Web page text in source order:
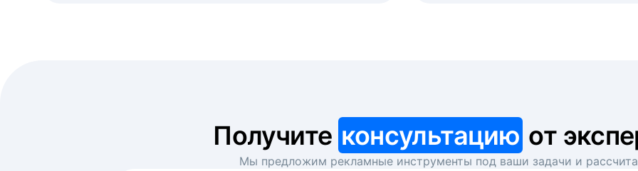
Получите консультацию от
Мы предложим рекламные инструменты под ваши задачи и